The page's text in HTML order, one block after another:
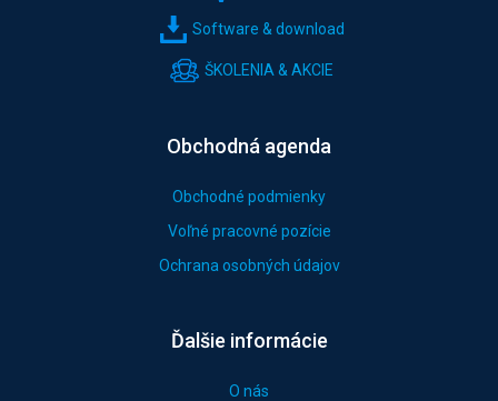
Software & download
ŠKOLENIA & AKCIE
Obchodná agenda
Obchodné podmienky
Voľné pracovné pozície
Ochrana osobných údajov
Ďalšie informácie
O nás